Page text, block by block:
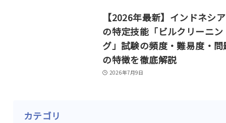
【2026年最新】インドネシ
の特定技能「ビルクリーニン
グ」試験の頻度・難易度・問
の特徴を徹底解説
2026年7月9日
カテゴリ